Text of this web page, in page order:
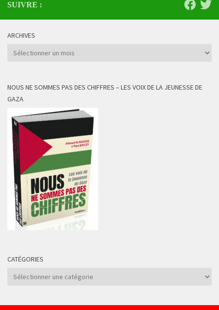
SUIVRE :
ARCHIVES
Archives
NOUS NE SOMMES PAS DES CHIFFRES – LES VOIX DE LA JEUNESSE DE
GAZA
CATÉGORIES
Catégories